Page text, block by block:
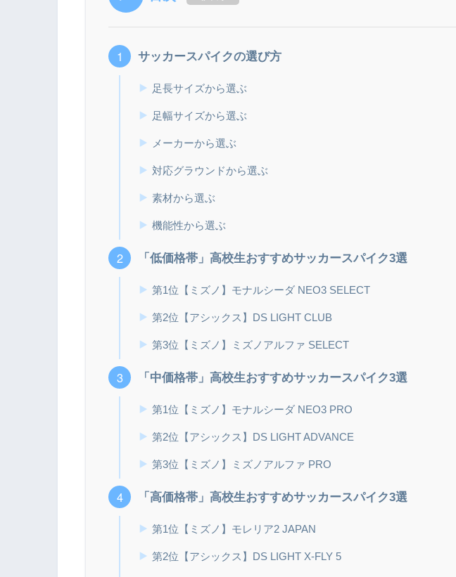
サッカースパイクの選び方
足長サイズから選ぶ
足幅サイズから選ぶ
メーカーから選ぶ
対応グラウンドから選ぶ
素材から選ぶ
機能性から選ぶ
「低価格帯」高校生おすすめサッカースパイク3選
第1位【ミズノ】モナルシーダ NEO3 SELECT
第2位【アシックス】DS LIGHT CLUB
第3位【ミズノ】ミズノアルファ SELECT
「中価格帯」高校生おすすめサッカースパイク3選
第1位【ミズノ】モナルシーダ NEO3 PRO
第2位【アシックス】DS LIGHT ADVANCE
第3位【ミズノ】ミズノアルファ PRO
「高価格帯」高校生おすすめサッカースパイク3選
第1位【ミズノ】モレリア2 JAPAN
第2位【アシックス】DS LIGHT X-FLY 5